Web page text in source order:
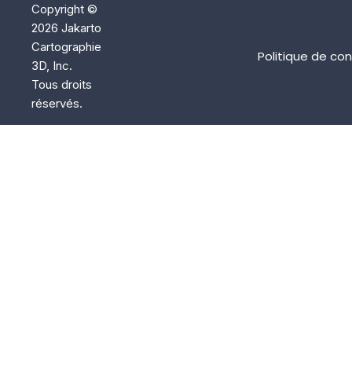
Copyright ©
2026 Jakarto
Cartographie
3D, Inc.
Tous droits
réservés.
Politique de